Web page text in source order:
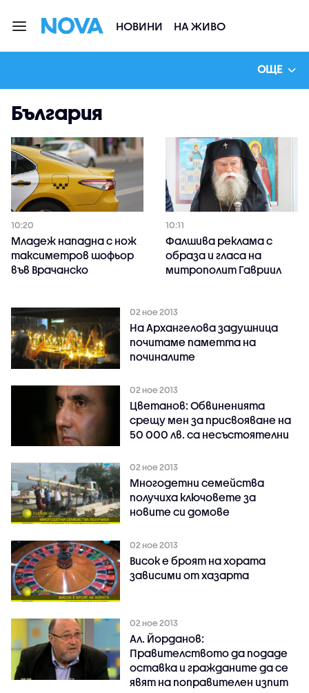
НОВИНИ НА ЖИВО
ОЩЕ
България
10:20
Младеж нападна с нож
таксиметров шофьор
във Врачанско
10:11
Фалшива реклама с
образа и гласа на
митрополит Гавриил
02 ное 2013
На Архангелова задушница
почитаме паметта на
починалите
02 ное 2013
Цветанов: Обвиненията
срещу мен за присвояване на
50 000 лв. са несъстоятелни
02 ное 2013
Многодетни семейства
получиха ключовете за
новите си домове
02 ное 2013
Висок е броят на хората
зависими от хазарта
02 ное 2013
Ал. Йорданов:
Правителството да подаде
оставка и гражданите да се
явят на поправителен изпит